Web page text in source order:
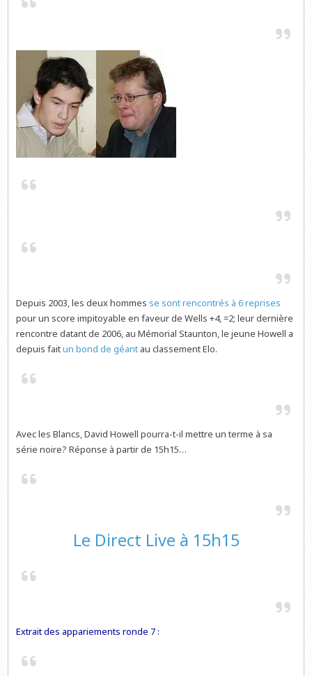
Depuis 2003, les deux hommes se sont rencontrés à 6 reprises
pour un score impitoyable en faveur de Wells +4, =2; leur dernière
rencontre datant de 2006, au Mémorial Staunton, le jeune Howell a
depuis faitun bond de géant au classement Elo.
Avec les Blancs, David Howell pourra-t-il mettre un terme à sa
série noire? Réponse à partir de 15h15…
Le Direct Live à 15h15
Extrait des appariements ronde 7 :